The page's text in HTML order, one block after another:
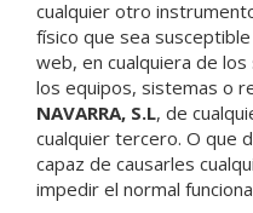
cualquier otro
físico que sea
web, en cualquiera de
los equipos, sistemas o
NAVARRA, S.L, de
cualquier tercero. O que
capaz de causarles
impedir el normal